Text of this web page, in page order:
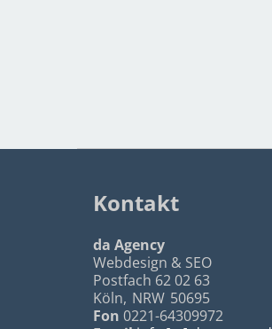
Kontakt
da Agency
Webdesign & SEO
Postfach 62 02 63
Köln, NRW 50695
Fon 0221-64309972